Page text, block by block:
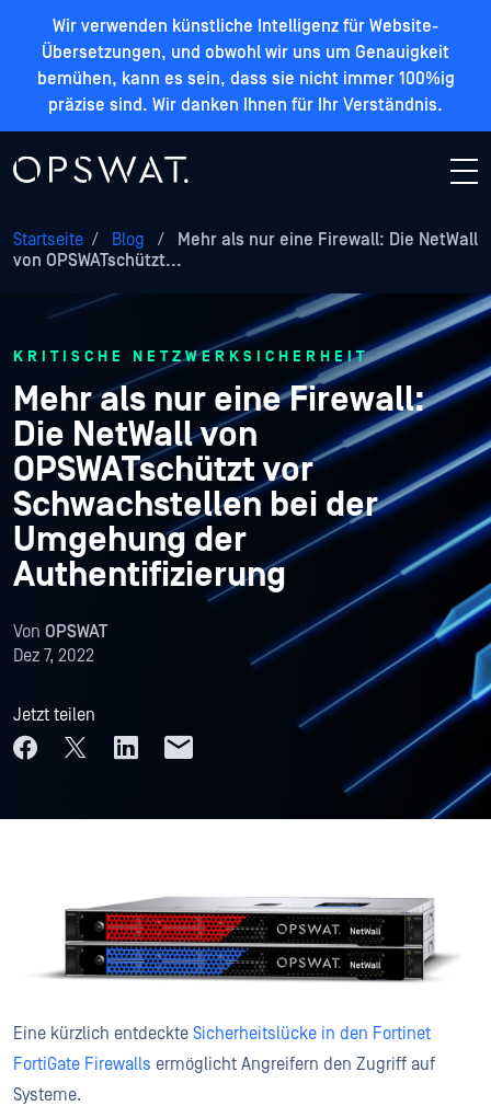
Wir verwenden künstliche Intelligenz für Website-
Übersetzungen, und obwohl wir uns um Genauigkeit
bemühen, kann es sein, dass sie nicht immer 100%ig
präzise sind. Wir danken Ihnen für Ihr Verständnis.
Startseite / Blog /
Mehr als nur eine Firewall: Die NetWall
von OPSWATschützt...
KRITISCHE NETZWERKSICHERHEIT
Mehr als nur eine Firewall:
Die NetWall von
OPSWATschützt vor
Schwachstellen bei der
Umgehung der
Authentifizierung
Von OPSWAT
Dez 7, 2022
Jetzt teilen
Eine kürzlich entdeckte Sicherheitslücke in den Fortinet
FortiGate Firewalls ermöglicht Angreifern den Zugriff auf
Systeme.